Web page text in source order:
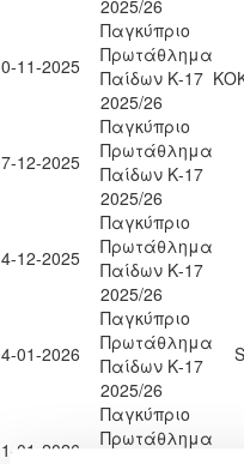
2025/26
11-2025
Παγκύπριο
Πρωτάθλημα
Παίδων Κ-17
2025/26
12-2025
Παγκύπριο
Πρωτάθλημα
Παίδων Κ-17
2025/26
12-2025
Παγκύπριο
Πρωτάθλημα
Παίδων Κ-17
2025/26
01-2026
Παγκύπριο
Πρωτάθλημα
Παίδων Κ-17
2025/26
01-2026
Παγκύπριο
Πρωτάθλημα